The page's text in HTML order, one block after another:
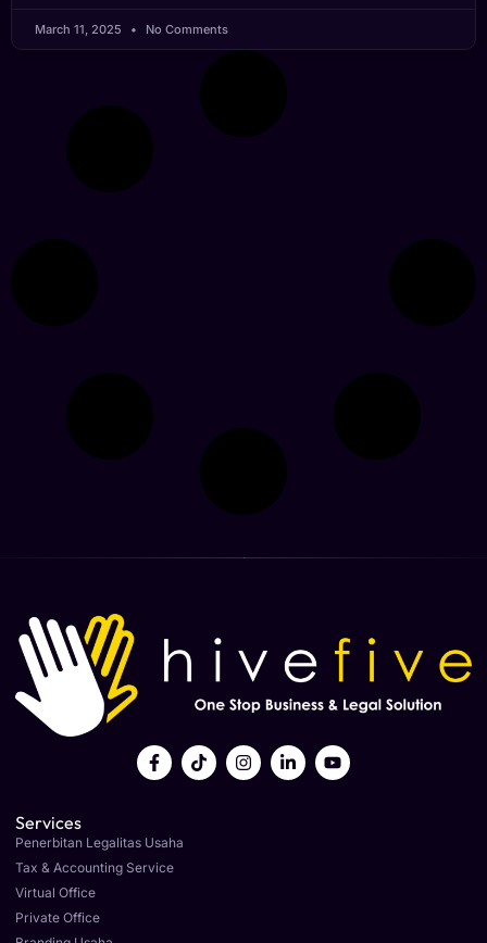
March 11, 2025 No Comments
Services
Penerbitan Legalitas Usaha
Tax & Accounting Service
Virtual Office
Private Office